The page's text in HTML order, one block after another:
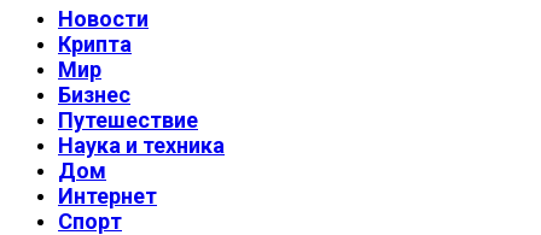
Новости
Крипта
Мир
Бизнес
Путешествие
Наука и техника
Дом
Интернет
Спорт